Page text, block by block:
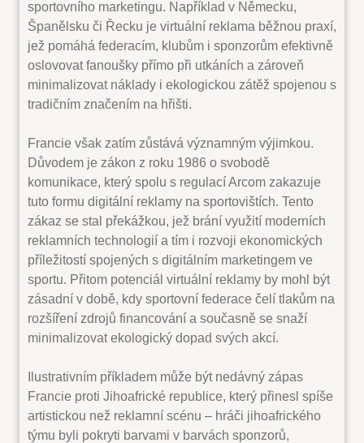
sportovního marketingu. Například v Německu,
Španělsku či Řecku je virtuální reklama běžnou praxí,
jež pomáhá federacím, klubům i sponzorům efektivně
oslovovat fanoušky přímo při utkáních a zároveň
minimalizovat náklady i ekologickou zátěž spojenou s
tradičním značením na hřišti.
Francie však zatím zůstává významným výjimkou.
Důvodem je zákon z roku 1986 o svobodě
komunikace, který spolu s regulací Arcom zakazuje
tuto formu digitální reklamy na sportovištích. Tento
zákaz se stal překážkou, jež brání využití moderních
reklamních technologií a tím i rozvoji ekonomických
příležitostí spojených s digitálním marketingem ve
sportu. Přitom potenciál virtuální reklamy by mohl být
zásadní v době, kdy sportovní federace čelí tlakům na
rozšíření zdrojů financování a současně se snaží
minimalizovat ekologický dopad svých akcí.
Ilustrativním příkladem může být nedávný zápas
Francie proti Jihoafrické republice, který přinesl spíše
artistickou než reklamní scénu – hráči jihoafrického
týmu byli pokryti barvami v barvách sponzorů,